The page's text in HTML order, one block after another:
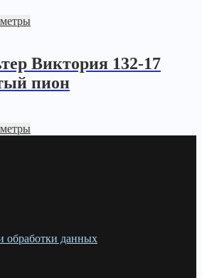
Виктория 132-17
пион
обработки данных